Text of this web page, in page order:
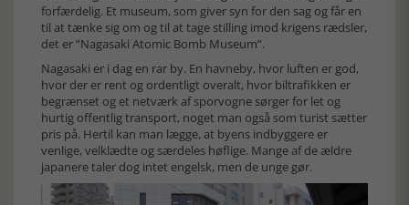
forfærdelig. Et museum, som giver syn for den sag og får en
til at tænke sig om og til at tage stilling imod krigens rædsler,
det er ”Nagasaki Atomic Bomb Museum”.
Nagasaki er i dag en rar by. En havneby, hvor luften er god,
hvor der er rent og ordentligt overalt, hvor biltrafikken er
begrænset og et netværk af sporvogne sørger for let og
hurtig offentlig transport, noget man også som turist sætter
pris på. Hertil kan man lægge, at byens indbyggere er
venlige, velklædte og særdeles høflige. Mange af de ældre
japanere taler dog intet engelsk, men de unge gør.